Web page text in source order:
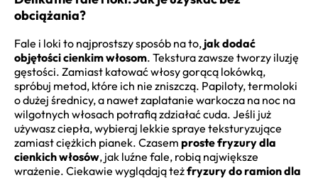
obciążania?
Fale i loki to najprostszy sposób na to, jak dodać
objętości cienkim włosom. Tekstura zawsze tworzy iluzję
gęstości. Zamiast katować włosy gorącą lokówką,
spróbuj metod, które ich nie zniszczą. Papiloty, termoloki
o dużej średnicy, a nawet zaplatanie warkocza na noc na
wilgotnych włosach potrafią zdziałać cuda. Jeśli już
używasz ciepła, wybieraj lekkie spraye teksturyzujące
zamiast ciężkich pianek. Czasem proste fryzury dla
cienkich włosów, jak luźne fale, robią największe
wrażenie. Ciekawie wyglądają teżfryzury do ramion dla